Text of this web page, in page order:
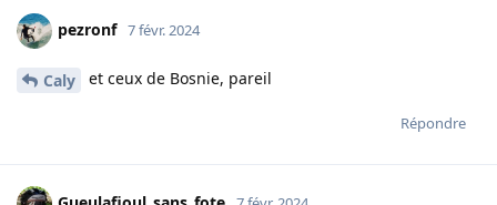
pezronf 7 févr. 2024
Caly et ceux de Bosnie, pareil
Répondre